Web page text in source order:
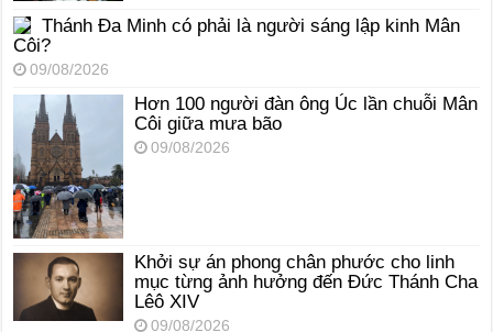
Thánh Đa Minh có phải là người sáng lập kinh Mân
Côi?
09/08/2026
Hơn 100 người đàn ông Úc lần chuỗi Mân
Côi giữa mưa bão
09/08/2026
Khởi sự án phong chân phước cho linh
mục từng ảnh hưởng đến Đức Thánh Cha
Lêô XIV
09/08/2026